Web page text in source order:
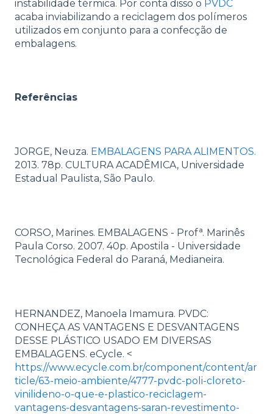
instabilidade térmica. Por conta disso o PVDC
acaba inviabilizando a reciclagem dos polímeros
utilizados em conjunto para a confecção de
embalagens.
Referências
JORGE, Neuza. EMBALAGENS PARA ALIMENTOS.
2013. 78p. CULTURA ACADÊMICA, Universidade
Estadual Paulista, São Paulo.
CORSO, Marines. EMBALAGENS - Profª. Marinês
Paula Corso. 2007. 40p. Apostila - Universidade
Tecnológica Federal do Paraná, Medianeira.
HERNANDEZ, Manoela Imamura. PVDC:
CONHEÇA AS VANTAGENS E DESVANTAGENS
DESSE PLÁSTICO USADO EM DIVERSAS
EMBALAGENS. eCycle. <
https://www.ecycle.com.br/component/content/ar
ticle/63-meio-ambiente/4777-pvdc-poli-cloreto-
vinilideno-o-que-e-plastico-reciclagem-
vantagens-desvantagens-saran-revestimento-